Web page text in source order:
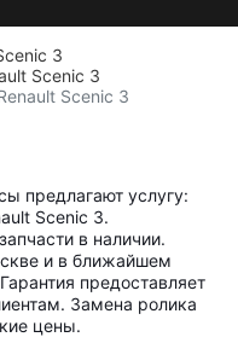
3
Scenic 3
Scenic 3
предлагают услугу:
Scenic 3.
в наличии.
и в ближайшем
предоставляет
Замена ролика
цены.